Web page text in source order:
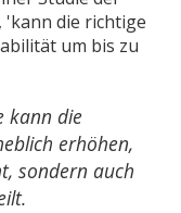
'kann die richtige
um bis zu
kann die
erhöhen,
sondern auch